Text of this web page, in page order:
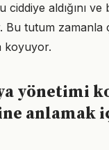
aldığını ve
Bu tutum
koyuyor.
yönetimi
anlamak